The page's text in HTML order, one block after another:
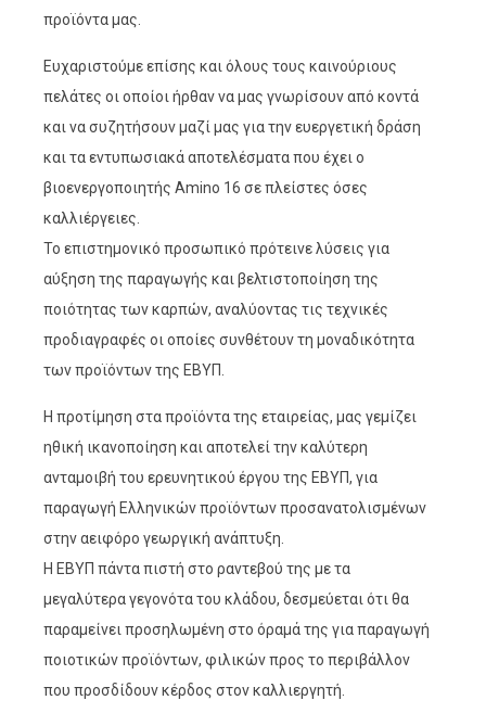
προϊόντα μας.
Ευχαριστούμε επίσης και όλους τους καινούριους
πελάτες οι οποίοι ήρθαν να μας γνωρίσουν από κοντά
και να συζητήσουν μαζί μας για την ευεργετική δράση
και τα εντυπωσιακά αποτελέσματα που έχει ο
βιοενεργοποιητής Amino 16 σε πλείστες όσες
καλλιέργειες.
Το επιστημονικό προσωπικό πρότεινε λύσεις για
αύξηση της παραγωγής και βελτιστοποίηση της
ποιότητας των καρπών, αναλύοντας τις τεχνικές
προδιαγραφές οι οποίες συνθέτουν τη μοναδικότητα
των προϊόντων της ΕΒΥΠ.
Η προτίμηση στα προϊόντα της εταιρείας, μας γεμίζει
ηθική ικανοποίηση και αποτελεί την καλύτερη
ανταμοιβή του ερευνητικού έργου της ΕΒΥΠ, για
παραγωγή Ελληνικών προϊόντων προσανατολισμένων
στην αειφόρο γεωργική ανάπτυξη.
Η ΕΒΥΠ πάντα πιστή στο ραντεβού της με τα
μεγαλύτερα γεγονότα του κλάδου, δεσμεύεται ότι θα
παραμείνει προσηλωμένη στο όραμά της για παραγωγή
ποιοτικών προϊόντων, φιλικών προς το περιβάλλον
που προσδίδουν κέρδος στον καλλιεργητή.